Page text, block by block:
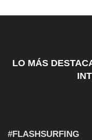
LO MÁS
#FLASHSURFING